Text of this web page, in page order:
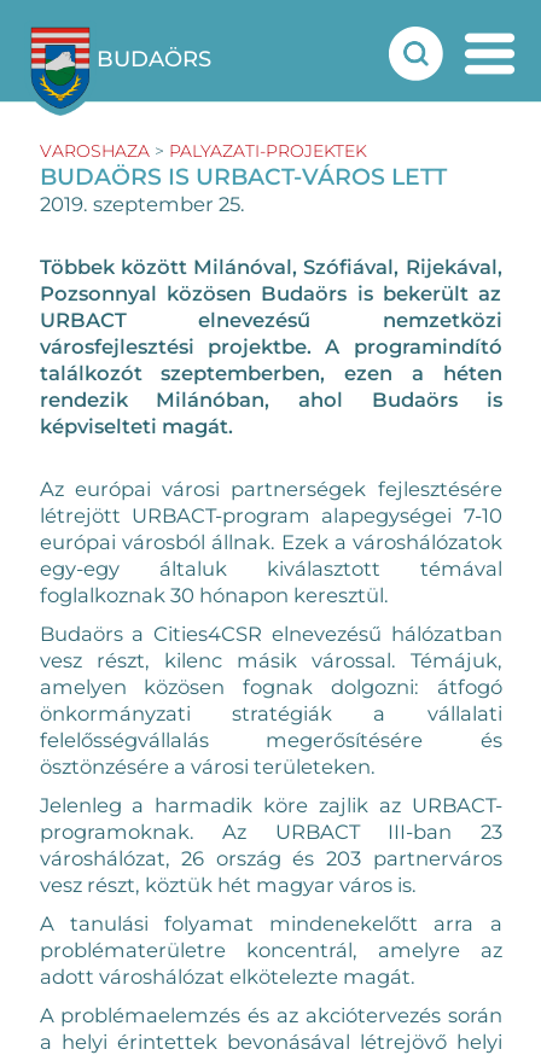
BUDAÖRS
VAROSHAZA > PALYAZATI-PROJEKTEK
BUDAÖRS IS URBACT-VÁROS LETT
2019. szeptember 25.
Többek között Milánóval, Szófiával, Rijekával,
Pozsonnyal közösen Budaörs is bekerült az
URBACT elnevezésű nemzetközi
városfejlesztési projektbe. A programindító
találkozót szeptemberben, ezen a héten
rendezik Milánóban, ahol Budaörs is
képviselteti magát.
Az európai városi partnerségek fejlesztésére
létrejött URBACT-program alapegységei 7-10
európai városból állnak. Ezek a városhálózatok
egy-egy általuk kiválasztott témával
foglalkoznak 30 hónapon keresztül.
Budaörs a Cities4CSR elnevezésű hálózatban
vesz részt, kilenc másik várossal. Témájuk,
amelyen közösen fognak dolgozni: átfogó
önkormányzati stratégiák a vállalati
felelősségvállalás megerősítésére és
ösztönzésére a városi területeken.
Jelenleg a harmadik köre zajlik az URBACT-
programoknak. Az URBACT III-ban 23
városhálózat, 26 ország és 203 partnerváros
vesz részt, köztük hét magyar város is.
A tanulási folyamat mindenekelőtt arra a
problématerületre koncentrál, amelyre az
adott városhálózat elkötelezte magát.
A problémaelemzés és az akciótervezés során
a helyi érintettek bevonásával létrejövő helyi